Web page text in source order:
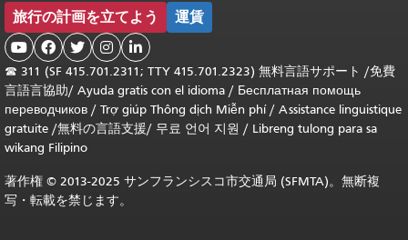
旅行の計画を立てよう 運賃
    
☎ 311 (SF 415.701.2311; TTY 415.701.2323) 無料言語サポート /免費
言語言協助/ Ayuda gratis con el idioma / Бесплатная помощь
переводчиков / Trợ giúp Thông dịch Miễn phí/ Assistance linguistique
gratuite /無料の言語支援/ 무료 언어 지원 / Libreng tulong para sa
wikang Filipino
著作権 © 2013-2025 サンフランシスコ市交通局 (SFMTA)。無断複
写・転載を禁じます。